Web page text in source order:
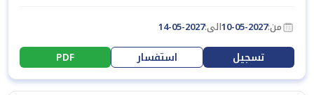
من:10-05-2027الى:14-05-2027
تسجيل استفسار PDF